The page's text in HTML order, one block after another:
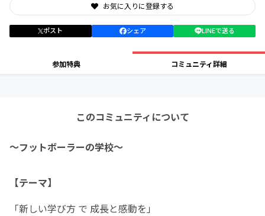
お気に入りに登録する
ポスト シェア LINEで送る
参加特典 コミュニティ詳細
このコミュニティについて
〜フットボーラーの学校〜
【テーマ】
「新しい学び方 で 成長と感動を」